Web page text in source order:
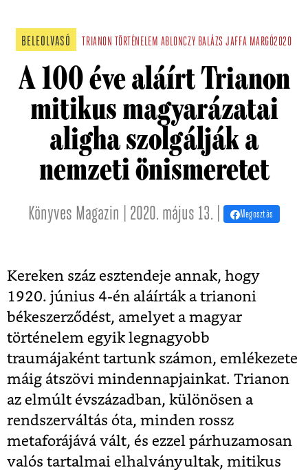
BELEOLVASÓ TRIANON TÖRTÉNELEM ABLONCZY BALÁZS JAFFA MARGÓ2020
A 100 éve aláírt Trianon
mitikus magyarázatai
aligha szolgálják a
nemzeti önismeretet
Könyves Magazin | 2020. május 13. | Megosztás
Kereken száz esztendeje annak, hogy
1920. június 4-én aláírták a trianoni
békeszerződést, amelyet a magyar
történelem egyik legnagyobb
traumájaként tartunk számon, emlékezete
máig átszövi mindennapjainkat. Trianon
az elmúlt évszázadban, különösen a
rendszerváltás óta, minden rossz
metaforájává vált, és ezzel párhuzamosan
valós tartalmai elhalványultak, mitikus